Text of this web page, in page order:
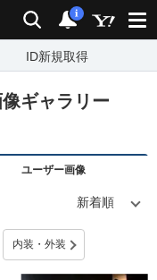
検索 通知
i
ID新規取得
ギャラリー
ユーザー画像
内装・外装